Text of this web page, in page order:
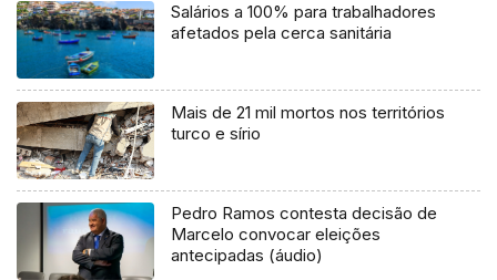
Salários a 100% para trabalhadores
afetados pela cerca sanitária
Mais de 21 mil mortos nos territórios
turco e sírio
Pedro Ramos contesta decisão de
Marcelo convocar eleições
antecipadas (áudio)